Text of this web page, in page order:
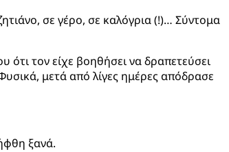
σε γέρο, σε καλόγρια (!)… Σύντομα
τον είχε βοηθήσει να δραπετεύσει
μετά από λίγες ημέρες απόδρασε
ξανά.